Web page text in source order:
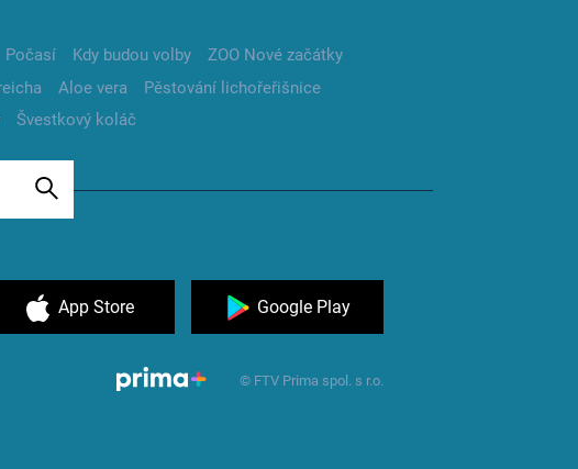
Počasí Kdy budou volby
ZOO Nové začátky
Aloe vera
Pěstování lichořeřišnice
Švestkový koláč
App Store Google Play
© FTV Prima spol. s r.o.